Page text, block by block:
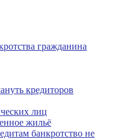
гражданина
кредиторов
лиц
жильё
банкротство не